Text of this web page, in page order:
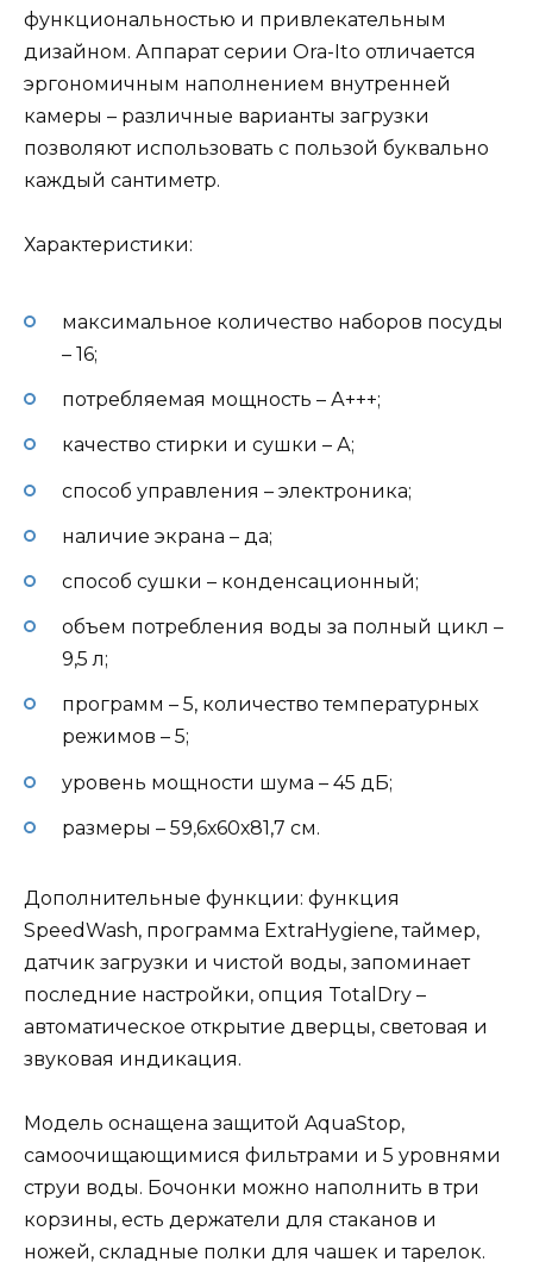
функциональностью и привлекательным
дизайном. Аппарат серии Ora-Ito отличается
эргономичным наполнением внутренней
камеры – различные варианты загрузки
позволяют использовать с пользой буквально
каждый сантиметр.
Характеристики:
максимальное количество наборов посуды
– 16;
потребляемая мощность – А+++;
качество стирки и сушки – А;
способ управления – электроника;
наличие экрана – да;
способ сушки – конденсационный;
объем потребления воды за полный цикл –
9,5 л;
программ – 5, количество температурных
режимов – 5;
уровень мощности шума – 45 дБ;
размеры – 59,6х60х81,7 см.
Дополнительные функции: функция
SpeedWash, программа ExtraHygiene, таймер,
датчик загрузки и чистой воды, запоминает
последние настройки, опция TotalDry –
автоматическое открытие дверцы, световая и
звуковая индикация.
Модель оснащена защитой AquaStop,
самоочищающимися фильтрами и 5 уровнями
струи воды. Бочонки можно наполнить в три
корзины, есть держатели для стаканов и
ножей, складные полки для чашек и тарелок.